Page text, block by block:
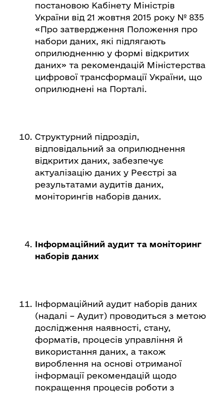
постановою Кабінету Міністрів
України від 21 жовтня 2015 року № 835
«Про затвердження Положення про
набори даних, які підлягають
оприлюдненню у формі відкритих
даних» та рекомендацій Міністерства
цифрової трансформації України, що
оприлюднені на Порталі.
Структурний підрозділ,
відповідальний за оприлюднення
відкритих даних, забезпечує
актуалізацію даних у Реєстрі за
результатами аудитів даних,
моніторингів наборів даних.
Інформаційний аудит та моніторинг
наборів даних
Інформаційний аудит наборів даних
(надалі – Аудит) проводиться з метою
дослідження наявності, стану,
форматів, процесів управління й
використання даних, а також
вироблення на основі отриманої
інформації рекомендацій щодо
покращення процесів роботи з